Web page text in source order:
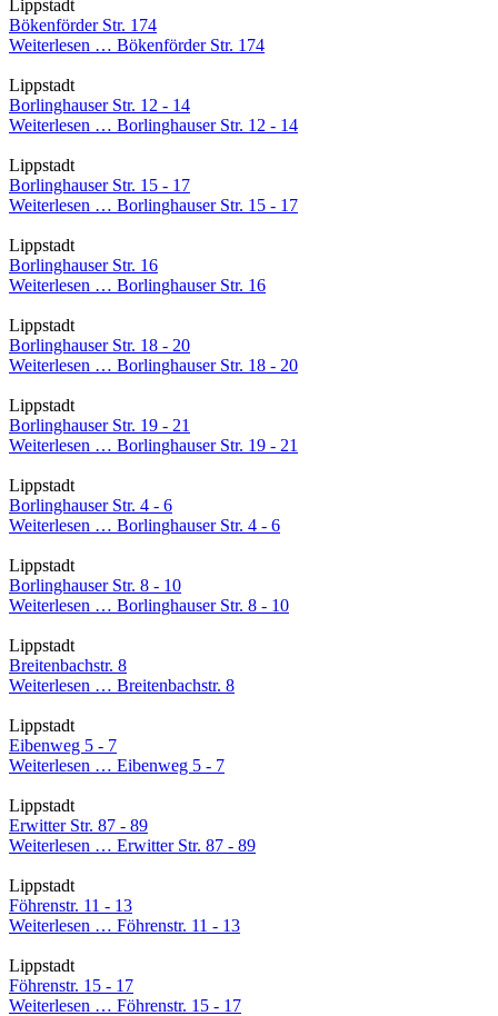
Lippstadt
Bökenförder Str. 174
Weiterlesen … Bökenförder Str. 174
Lippstadt
Borlinghauser Str. 12 - 14
Weiterlesen … Borlinghauser Str. 12 - 14
Lippstadt
Borlinghauser Str. 15 - 17
Weiterlesen … Borlinghauser Str. 15 - 17
Lippstadt
Borlinghauser Str. 16
Weiterlesen … Borlinghauser Str. 16
Lippstadt
Borlinghauser Str. 18 - 20
Weiterlesen … Borlinghauser Str. 18 - 20
Lippstadt
Borlinghauser Str. 19 - 21
Weiterlesen … Borlinghauser Str. 19 - 21
Lippstadt
Borlinghauser Str. 4 - 6
Weiterlesen … Borlinghauser Str. 4 - 6
Lippstadt
Borlinghauser Str. 8 - 10
Weiterlesen … Borlinghauser Str. 8 - 10
Lippstadt
Breitenbachstr. 8
Weiterlesen … Breitenbachstr. 8
Lippstadt
Eibenweg 5 - 7
Weiterlesen … Eibenweg 5 - 7
Lippstadt
Erwitter Str. 87 - 89
Weiterlesen … Erwitter Str. 87 - 89
Lippstadt
Föhrenstr. 11 - 13
Weiterlesen … Föhrenstr. 11 - 13
Lippstadt
Föhrenstr. 15 - 17
Weiterlesen … Föhrenstr. 15 - 17